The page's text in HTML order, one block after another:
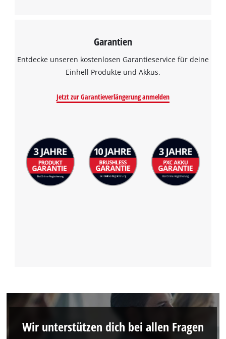
Garantien
Entdecke unseren kostenlosen Garantieservice für deine
Einhell Produkte und Akkus.
Jetzt zur Garantieverlängerung anmelden
Wir unterstützen dich bei allen Fragen